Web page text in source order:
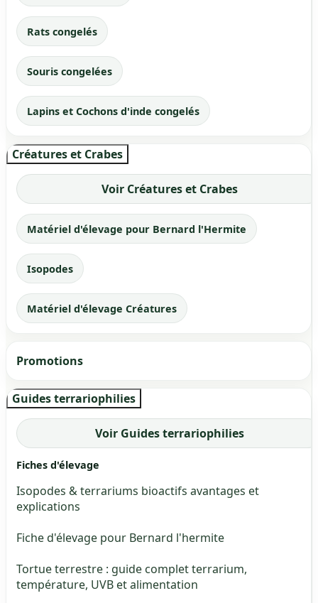
Rats congelés
Souris congelées
Lapins et Cochons d'inde congelés
Créatures et Crabes
Voir Créatures et Crabes
Matériel d'élevage pour Bernard l'Hermite
Isopodes
Matériel d'élevage Créatures
Promotions
Guides terrariophilies
Voir Guides terrariophilies
Fiches d'élevage
Isopodes & terrariums bioactifs avantages et
explications
Fiche d'élevage pour Bernard l'hermite
Tortue terrestre : guide complet terrarium,
température, UVB et alimentation